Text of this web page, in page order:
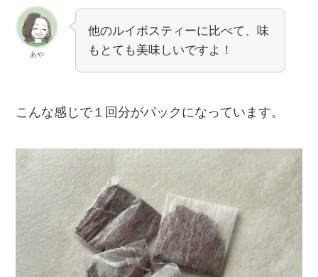
あや
他のルイボスティーに比べて、味
もとても美味しいですよ！
こんな感じで１回分がパックになっています。